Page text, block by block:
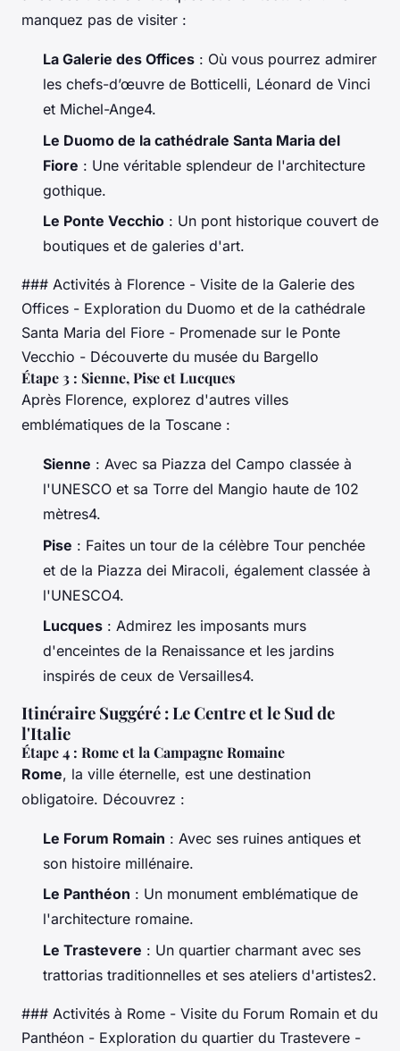
manquez pas de visiter :
La Galerie des Offices : Où vous pourrez admirer
les chefs-d’œuvre de Botticelli, Léonard de Vinci
et Michel-Ange4.
Le Duomo de la cathédrale Santa Maria del
Fiore : Une véritable splendeur de l'architecture
gothique.
Le Ponte Vecchio : Un pont historique couvert de
boutiques et de galeries d'art.
### Activités à Florence - Visite de la Galerie des
Offices - Exploration du Duomo et de la cathédrale
Santa Maria del Fiore - Promenade sur le Ponte
Vecchio - Découverte du musée du Bargello
Étape 3 : Sienne, Pise et Lucques
Après Florence, explorez d'autres villes
emblématiques de la Toscane :
Sienne : Avec sa Piazza del Campo classée à
l'UNESCO et sa Torre del Mangio haute de 102
mètres4.
Pise : Faites un tour de la célèbre Tour penchée
et de la Piazza dei Miracoli, également classée à
l'UNESCO4.
Lucques : Admirez les imposants murs
d'enceintes de la Renaissance et les jardins
inspirés de ceux de Versailles4.
Itinéraire Suggéré : Le Centre et le Sud de
l'Italie
Étape 4 : Rome et la Campagne Romaine
Rome, la ville éternelle, est une destination
obligatoire. Découvrez :
Le Forum Romain : Avec ses ruines antiques et
son histoire millénaire.
Le Panthéon : Un monument emblématique de
l'architecture romaine.
Le Trastevere : Un quartier charmant avec ses
trattorias traditionnelles et ses ateliers d'artistes2.
### Activités à Rome - Visite du Forum Romain et du
Panthéon - Exploration du quartier du Trastevere -